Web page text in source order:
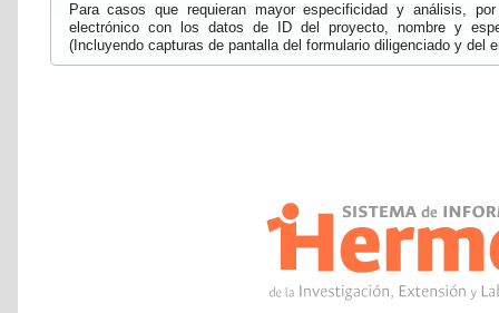
Para casos que requieran mayor especificidad y análisis,
electrónico con los datos de ID del proyecto, nombre y
(Incluyendo capturas de pantalla del formulario diligenciado y del